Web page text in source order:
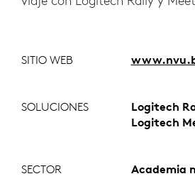
SITIO WEB
SOLUCIONES
Logitech
Logitech
SECTOR Academia